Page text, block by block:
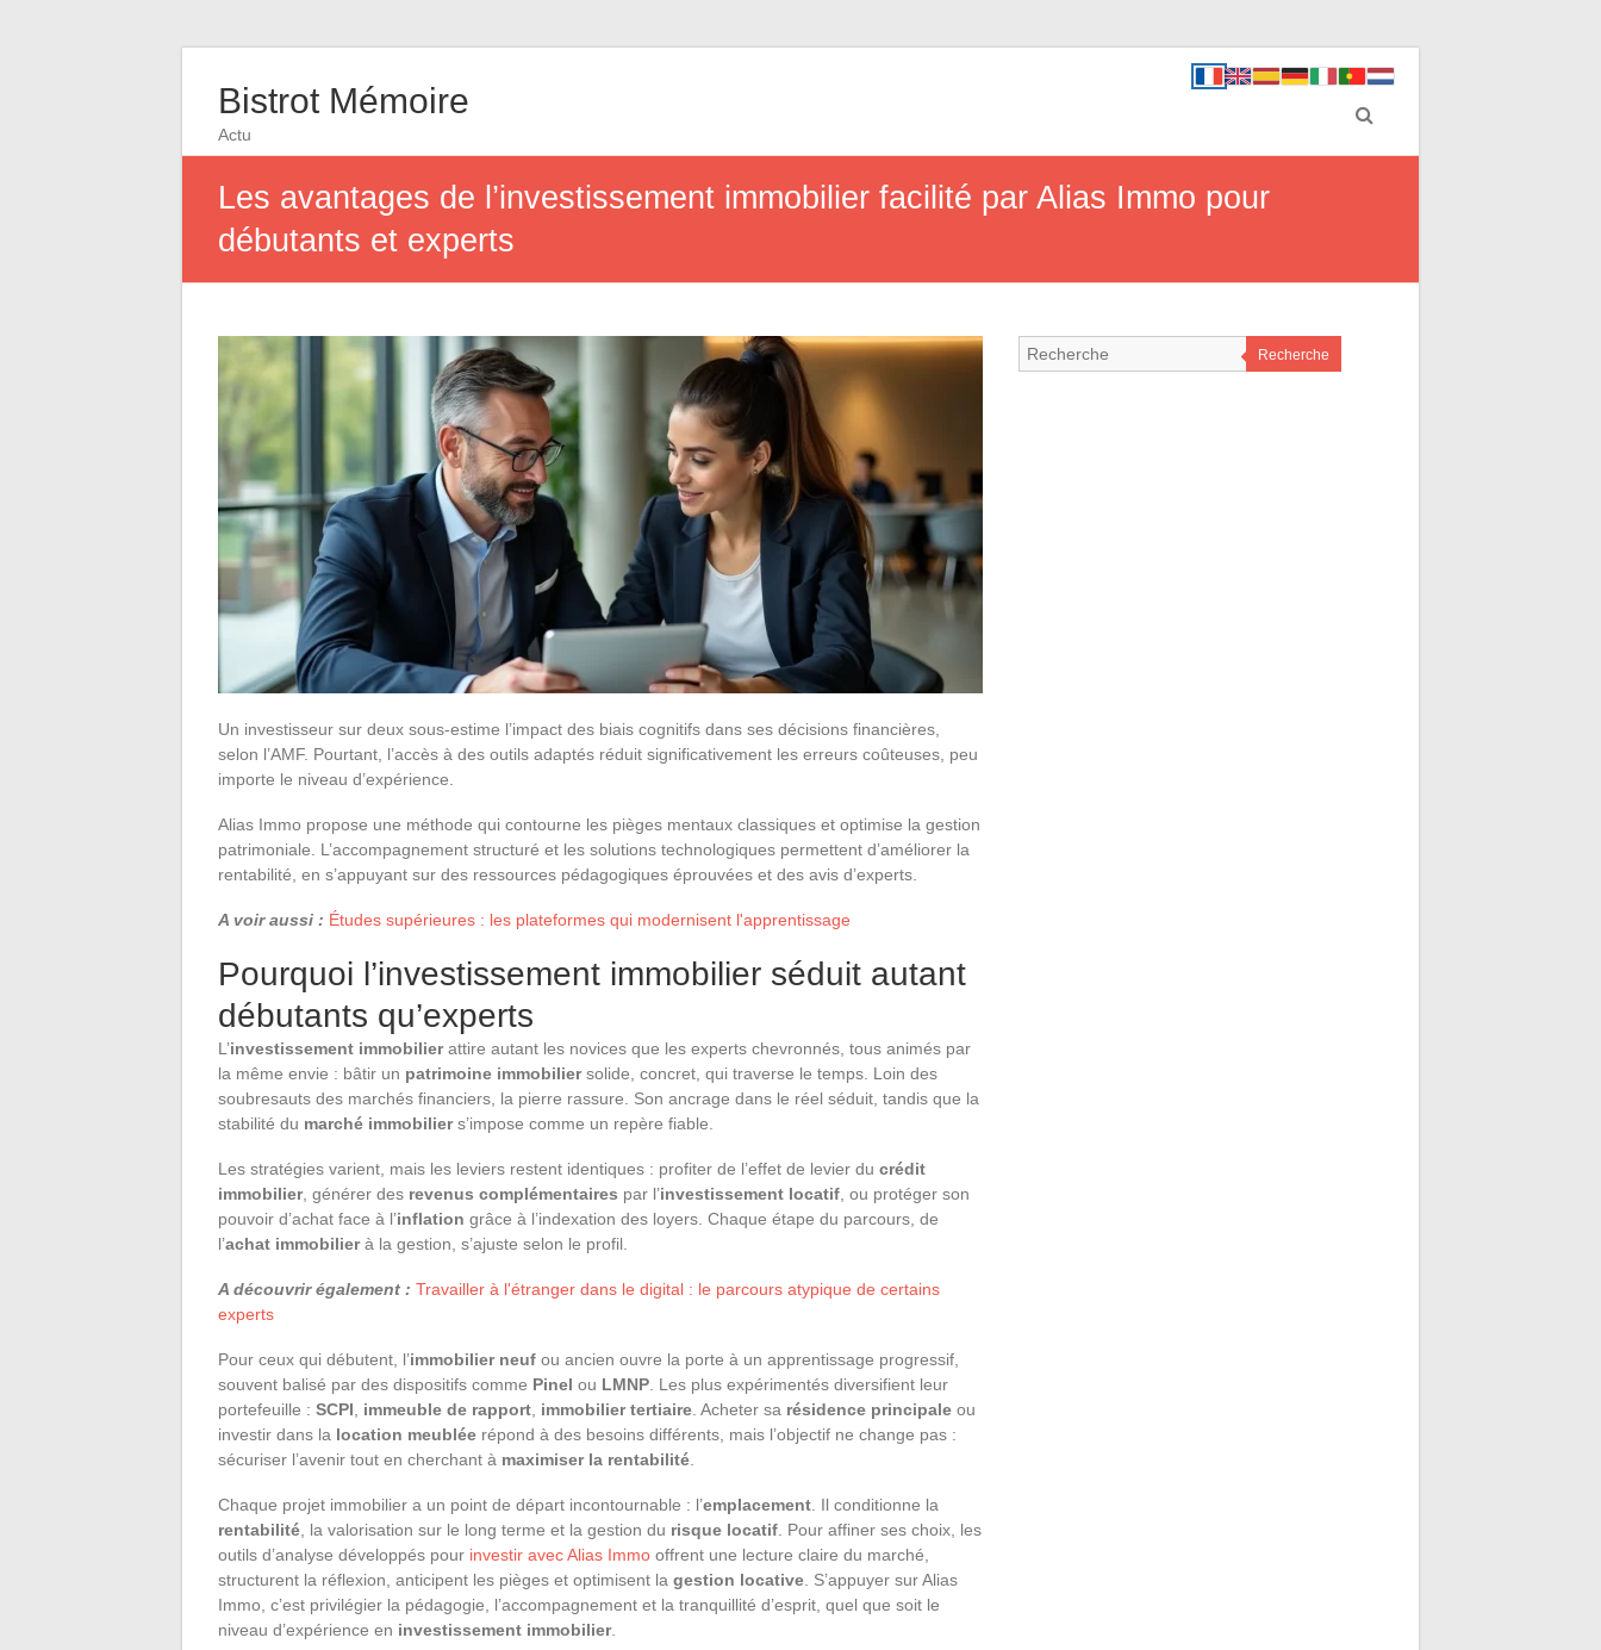
Bistrot Mémoire
Actu
Les avantages de l’investissement immobilier facilité par Alias Immo pour
débutants et experts
Un investisseur sur deux sous-estime l’impact des biais cognitifs dans ses décisions financières,
selon l’AMF. Pourtant, l’accès à des outils adaptés réduit significativement les erreurs coûteuses, peu
importe le niveau d’expérience.
Alias Immo propose une méthode qui contourne les pièges mentaux classiques et optimise la gestion
patrimoniale. L’accompagnement structuré et les solutions technologiques permettent d’améliorer la
rentabilité, en s’appuyant sur des ressources pédagogiques éprouvées et des avis d’experts.
A voir aussi : Études supérieures : les plateformes qui modernisent l'apprentissage
Pourquoi l’investissement immobilier séduit autant
débutants qu’experts
L’investissement immobilierattire autant les novices que les experts chevronnés, tous animés par
la même envie : bâtir un patrimoine immobiliersolide, concret, qui traverse le temps. Loin des
soubresauts des marchés financiers, la pierre rassure. Son ancrage dans le réel séduit, tandis que la
stabilité du marché immobiliers’impose comme un repère fiable.
Les stratégies varient, mais les leviers restent identiques : profiter de l’effet de levier du crédit
immobilier, générer des revenus complémentaires par l’investissement locatif , ou protéger son
pouvoir d’achat face à l’inflation grâce à l’indexation des loyers. Chaque étape du parcours, de
l’achat immobilierà la gestion, s’ajuste selon le profil.
A découvrir également : Travailler à l'étranger dans le digital : le parcours atypique de certains
experts
Pour ceux qui débutent, l’immobilier neuf ou ancien ouvre la porte à un apprentissage progressif,
souvent balisé par des dispositifs comme Pinel ou LMNP . Les plus expérimentés diversifient leur
portefeuille : SCPI immeuble de rapport immobilier tertiaire . Acheter sa résidence principale ou
investir dans la location meublée répond à des besoins différents, mais l’objectif ne change pas :
sécuriser l’avenir tout en cherchant à maximiser la rentabilité
Chaque projet immobilier a un point de départ incontournable : l’emplacement . Il conditionne la
rentabilité , la valorisation sur le long terme et la gestion du risque locatif . Pour affiner ses choix, les
outils d’analyse développés pour investir avec Alias Immo offrent une lecture claire du marché,
structurent la réflexion, anticipent les pièges et optimisent la gestion locative . S’appuyer sur Alias
Immo, c’est privilégier la pédagogie, l’accompagnement et la tranquillité d’esprit, quel que soit le
niveau d’expérience en investissement immobilier.
Recherche